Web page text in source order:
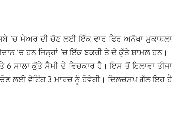
‘ਚ ਮੇਅਰ ਦੀ ਚੋਣ ਲਈ ਇੱਕ ਵਾਰ ਫਿਰ ਅਨੋਖਾ ਮੁਕਾਬਲਾ
‘ਚ ਹਨ ਜਿਨ੍ਹਾਂ ‘ਚ ਇੱਕ ਬਕਰੀ ਤੇ ਦੋ ਕੁੱਤੇ ਸ਼ਾਮਲ ਹਨ।
ਸਾਲਾ ਕੁੱਤੇ ਸੈਮੀ ਦੇ ਵਿਚਕਾਰ ਹੈ। ਇਸ ਤੋਂ ਇਲਾਵਾ ਤੀਜਾ
ਚੋਣ ਲਈ ਵੋਟਿੰਗ 3 ਮਾਰਚ ਨੂੰ ਹੋਵੇਗੀ। ਦਿਲਚਸਪ ਗੱਲ ਇਹ ਹੈ